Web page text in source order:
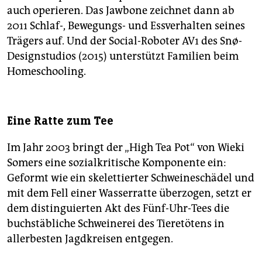
auch operieren. Das Jawbone zeichnet dann ab
2011 Schlaf-, Bewegungs- und Essverhalten seines
Trägers auf. Und der Social-Roboter AV1 des ­Snø-
Designstudios (2015) unterstützt Familien beim
Homeschooling.
Eine Ratte zum Tee
Im Jahr 2003 bringt der „High Tea Pot“ von Wieki
Somers eine sozialkritische Komponente ein:
Geformt wie ein skelettierter Schweineschädel und
mit dem Fell einer Wasserratte überzogen, setzt er
dem distinguierten Akt des Fünf-Uhr-Tees die
buchstäbliche Schweinerei des Tieretötens in
allerbesten Jagdkreisen entgegen.